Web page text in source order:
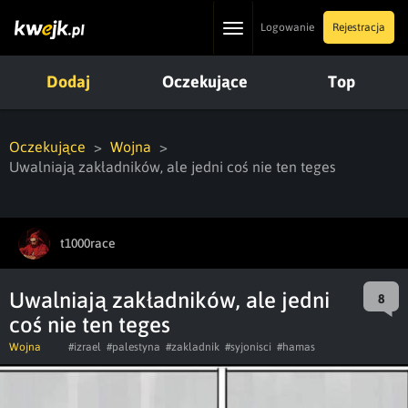
ToggleLogowanie Rejestracja
Dodaj Oczekujące Top
Oczekujące
Wojna
Uwalniają zakładników, ale jedni coś nie ten teges
t1000race
Uwalniają zakładników, ale jedni
coś nie ten teges
8
Wojna #izrael #palestyna #zakladnik #syjonisci #hamas